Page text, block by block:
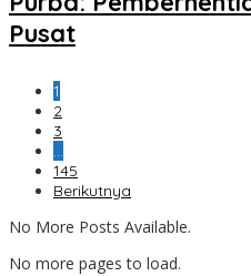
Pusat
1
2
3
…
145
Berikutnya
No More Posts Available.
No more pages to load.